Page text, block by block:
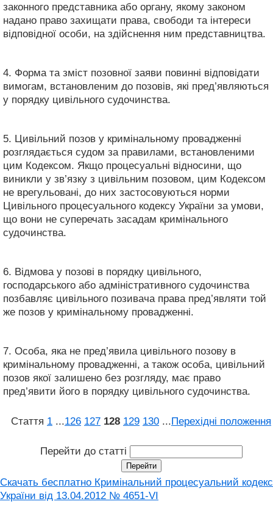
законного представника або органу, якому законом
надано право захищати права, свободи та інтереси
відповідної особи, на здійснення ним представництва.
4. Форма та зміст позовної заяви повинні відповідати
вимогам, встановленим до позовів, які пред’являються
у порядку цивільного судочинства.
5. Цивільний позов у кримінальному провадженні
розглядається судом за правилами, встановленими
цим Кодексом. Якщо процесуальні відносини, що
виникли у зв’язку з цивільним позовом, цим Кодексом
не врегульовані, до них застосовуються норми
Цивільного процесуального кодексу України за умови,
що вони не суперечать засадам кримінального
судочинства.
6. Відмова у позові в порядку цивільного,
господарського або адміністративного судочинства
позбавляє цивільного позивача права пред’являти той
же позов у кримінальному провадженні.
7. Особа, яка не пред’явила цивільного позову в
кримінальному провадженні, а також особа, цивільний
позов якої залишено без розгляду, має право
пред’явити його в порядку цивільного судочинства.
Стаття 1 ...126 127 128 129 130 ...Перехідні положення
Перейти до статті
Скачать бесплатно Кримінальний процесуальний кодекс
України від 13.04.2012 № 4651-VI